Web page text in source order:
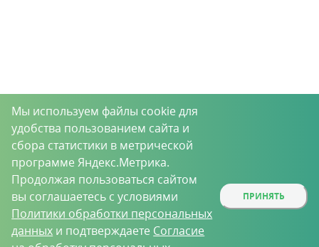
Мы используем файлы cookie для
удобства пользованием сайта и
сбора статистики в метрической
программе Яндекс.Метрика.
Продолжая пользоваться сайтом
вы соглашаетесь с условиями
Политики обработки персональных
данных и подтверждаете Согласие
ПРИНЯТЬ